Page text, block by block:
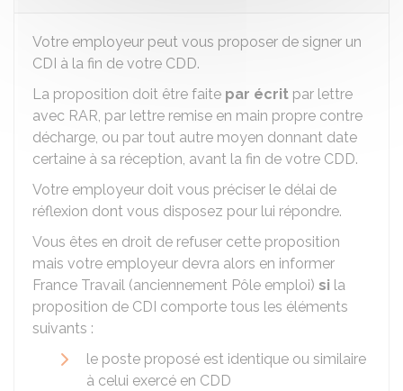
Votre employeur peut vous proposer de signer un
CDI à la fin de votre CDD.
La proposition doit être faite par écrit par lettre
avec RAR, par lettre remise en main propre contre
décharge, ou par tout autre moyen donnant date
certaine à sa réception, avant la fin de votre CDD.
Votre employeur doit vous préciser le délai de
réflexion dont vous disposez pour lui répondre.
Vous êtes en droit de refuser cette proposition
mais votre employeur devra alors en informer
France Travail (anciennement Pôle emploi) si la
proposition de CDI comporte tous les éléments
suivants :
le poste proposé est identique ou similaire
à celui exercé en CDD